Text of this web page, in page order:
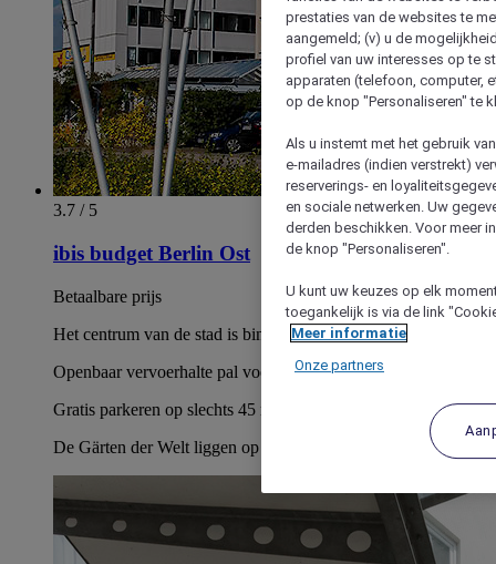
3.7 / 5
ibis budget Berlin Ost
Betaalbare prijs
Het centrum van de stad is binnen 20 minuten bereikbaar
Openbaar vervoerhalte pal voor hotel
Gratis parkeren op slechts 45 meter afstand.
De Gärten der Welt liggen op slechts 3,5 km afstand.
prestaties van de websites te
aangemeld; (v) u de
profiel van uw interesses op te
apparaten (telefoon, computer,
op de knop "Personaliseren" te
Als u instemt met het gebruik
e-mailadres (indien verstrekt)
reserverings- en
en sociale netwerken. Uw
derden beschikken. Voor meer
de knop "Personaliseren".
U kunt uw keuzes op elk
toegankelijk is via de link
Meer informatie
Onze partners